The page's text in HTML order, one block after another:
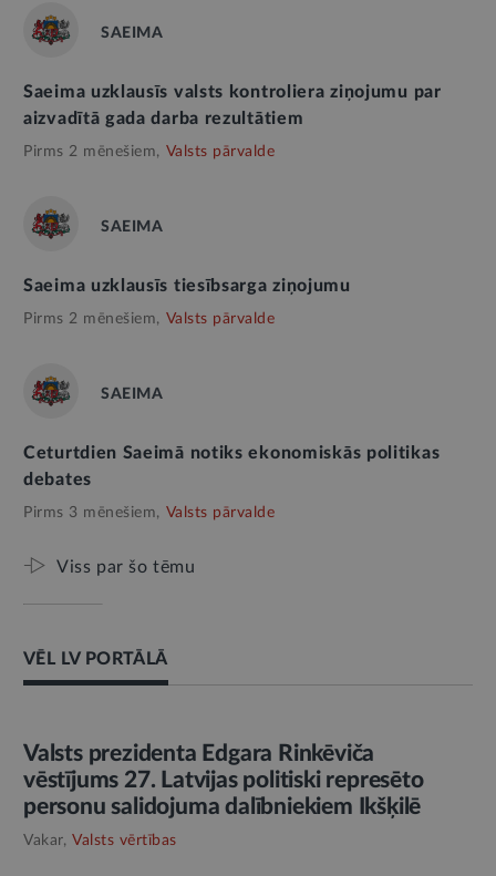
SAEIMA
Saeima uzklausīs valsts kontroliera ziņojumu par
aizvadītā gada darba rezultātiem
Pirms 2 mēnešiem, Valsts pārvalde
SAEIMA
Saeima uzklausīs tiesībsarga ziņojumu
Pirms 2 mēnešiem, Valsts pārvalde
SAEIMA
Ceturtdien Saeimā notiks ekonomiskās politikas
debates
Pirms 3 mēnešiem, Valsts pārvalde
Viss par šo tēmu
VĒL LV PORTĀLĀ
AMATPERSONAS RUNA
Valsts prezidenta Edgara Rinkēviča
vēstījums 27. Latvijas politiski represēto
personu salidojuma dalībniekiem Ikšķilē
Vakar, Valsts vērtības